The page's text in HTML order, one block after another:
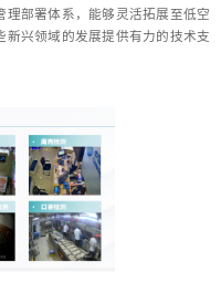
理部署体系，能够灵活拓展至低空
兴领域的发展提供有力的技术支